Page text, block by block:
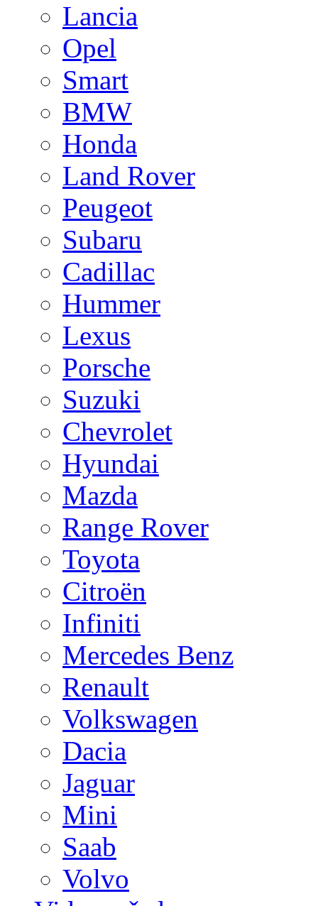
Lancia
Opel
Smart
BMW
Honda
Land Rover
Peugeot
Subaru
Cadillac
Hummer
Lexus
Porsche
Suzuki
Chevrolet
Hyundai
Mazda
Range Rover
Toyota
Citroën
Infiniti
Mercedes Benz
Renault
Volkswagen
Dacia
Jaguar
Mini
Saab
Volvo